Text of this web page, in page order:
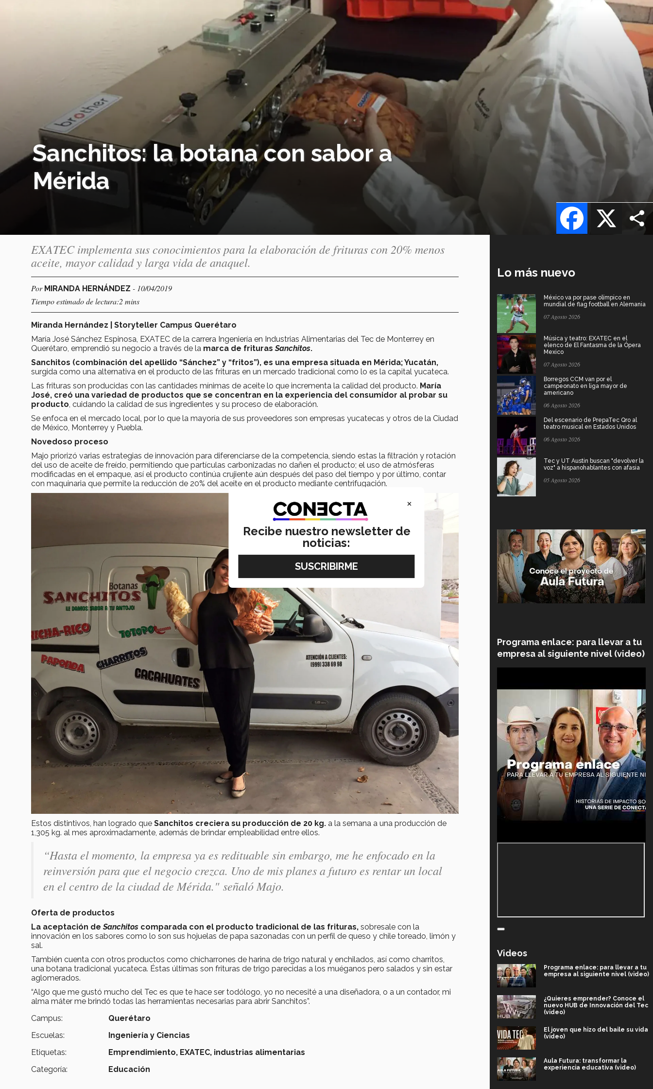
Sanchitos: la botana con sabor a
Mérida
X
Facebook
EXATEC implementa sus conocimientos para la elaboración de frituras con 20% menos
aceite, mayor calidad y larga vida de anaquel.
Por MIRANDA HERNÁNDEZ - 10/04/2019
Tiempo estimado de lectura:2 mins
Miranda Hernández | Storyteller Campus Querétaro
María José Sánchez Espinosa, EXATEC de la carrera Ingeniería en Industrias Alimentarias del Tec de Monterrey en
Querétaro, emprendió su negocio a través de la marca de friturasSanchitos.
Sanchitos (combinación del apellido “Sánchez” y “fritos”), es una empresa situada en Mérida; Yucatán,
surgida como una alternativa en el producto de las frituras en un mercado tradicional como lo es la capital yucateca.
Las frituras son producidas con las cantidades mínimas de aceite lo que incrementa la calidad del producto. María
José, creó una variedad de productos que se concentran en la experiencia del consumidor al probar su
producto , cuidando la calidad de sus ingredientes y su proceso de elaboración.
Se enfoca en el mercado local, por lo que la mayoría de sus proveedores son empresas yucatecas y otros de la Ciudad
de México, Monterrey y Puebla.
Novedoso proceso
Majo priorizó varias estrategias de innovación para diferenciarse de la competencia, siendo estas la filtración y rotación
del uso de aceite de freído, permitiendo que partículas carbonizadas no dañen el producto; el uso de atmósferas
modificadas en el empaque, así el producto continúa crujiente aún después del paso del tiempo y por último, contar
con maquinaria que permite la reducción de 20% del aceite en el producto mediante centrifugación.
Estos distintivos, han logrado que Sanchitos creciera su producción de 20 kg. a la semana a una producción de
1,305 kg. al mes aproximadamente, además de brindar empleabilidad entre ellos.
“Hasta el momento, la empresa ya es redituable sin embargo, me he enfocado en la
reinversión para que el negocio crezca. Uno de mis planes a futuro es rentar un local
en el centro de la ciudad de Mérida." señaló Majo.
Oferta de productos
La aceptación deSanchitos comparada con el producto tradicional de las frituras, sobresale con la
innovación en los sabores como lo son sus hojuelas de papa sazonadas con un perfil de queso y chile toreado, limón y
sal.
También cuenta con otros productos como chicharrones de harina de trigo natural y enchilados, así como charritos,
una botana tradicional yucateca. Éstas últimas son frituras de trigo parecidas a los muéganos pero salados y sin estar
aglomerados.
“Algo que me gustó mucho del Tec es que te hace ser todólogo, yo no necesité a una diseñadora, o a un contador, mi
alma máter me brindó todas las herramientas necesarias para abrir Sanchitos”.
Campus:
Querétaro
Escuelas:
Ingeniería y Ciencias
Etiquetas:
Emprendimiento, EXATEC, industrias alimentarias
Categoría:
Educación
Lo más nuevo
México va por pase olímpico en
mundial de flag football en Alemania
07 Agosto 2026
Música y teatro: EXATEC en el
elenco de El Fantasma de la Ópera
Mexico
07 Agosto 2026
Borregos CCM van por el
campeonato en liga mayor de
americano
06 Agosto 2026
Del escenario de PrepaTec Qro al
teatro musical en Estados Unidos
06 Agosto 2026
Tec y UT Austin buscan "devolver la
voz" a hispanohablantes con afasia
05 Agosto 2026
Programa enlace: para llevar a tu
empresa al siguiente nivel (video)
Videos
Programa enlace: para llevar a tu
empresa al siguiente nivel (video)
¿Quieres emprender? Conoce el
nuevo HUB de Innovación del Tec
(video)
El joven que hizo del baile su vida
(video)
Aula Futura: transformar la
experiencia educativa (video)
×
Recibe nuestro newsletter de
noticias: